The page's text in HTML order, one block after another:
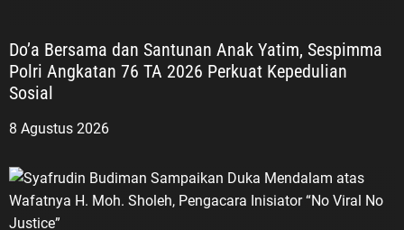
Do’a Bersama dan Santunan Anak Yatim, Sespimma
Polri Angkatan 76 TA 2026 Perkuat Kepedulian
Sosial
8 Agustus 2026